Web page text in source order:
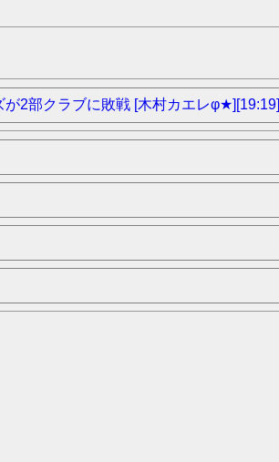
2部クラブに敗戦 [木村カエレφ★][19:19]